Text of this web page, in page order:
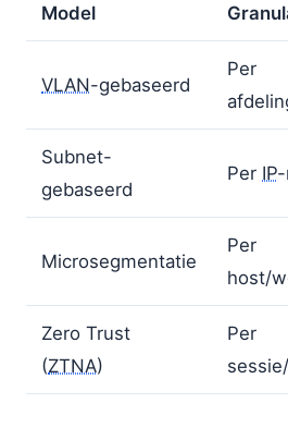
Model
VLAN-gebaseerd
Per
Subnet-
gebaseerd
Per IP
Microsegmentatie
Per
host/
Zero Trust
(ZTNA)
Per